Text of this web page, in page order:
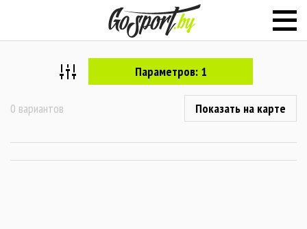
Параметров: 1
0 вариантов Показать на карте